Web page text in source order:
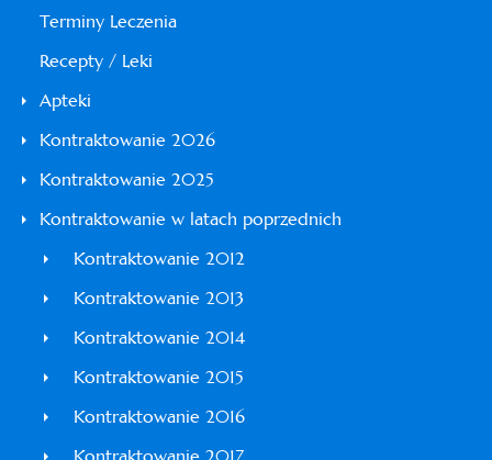
Terminy Leczenia
Recepty / Leki
Apteki
Kontraktowanie 2026
Kontraktowanie 2025
Kontraktowanie w latach poprzednich
Kontraktowanie 2012
Kontraktowanie 2013
Kontraktowanie 2014
Kontraktowanie 2015
Kontraktowanie 2016